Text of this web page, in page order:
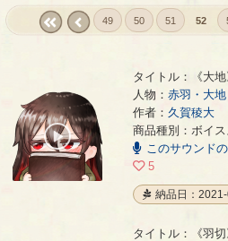
49 50 51 52
《大地》無理無理無理！ - 久賀稜大
タイトル：《大
人物： 赤羽・大地
作者： 久賀稜大
商品種別：ボイ
このサウンド
5
納品日：
タイトル：《羽切